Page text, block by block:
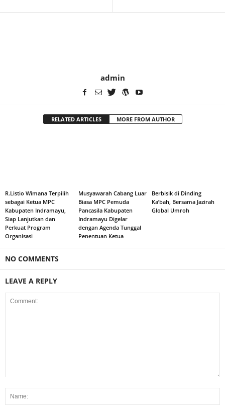
admin
RELATED ARTICLES MORE FROM AUTHOR
R.Listio Wimana Terpilih
sebagai Ketua MPC
Kabupaten Indramayu,
Siap Lanjutkan dan
Perkuat Program
Organisasi
Musyawarah Cabang Luar
Biasa MPC Pemuda
Pancasila Kabupaten
Indramayu Digelar
dengan Agenda Tunggal
Penentuan Ketua
Berbisik di Dinding
Ka’bah, Bersama Jazirah
Global Umroh
NO COMMENTS
LEAVE A REPLY